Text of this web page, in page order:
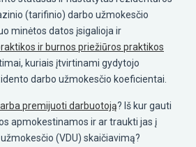
(tarifinio) darbo užmokesčio
minėtos datos įsigalioja ir
ir burnos priežiūros praktikos
kuriais įtvirtinami gydytojo
darbo užmokesčio koeficientai.
premijuoti darbuotoją? Iš kur gauti
apmokestinamos ir ar traukti jas į
(VDU) skaičiavimą?